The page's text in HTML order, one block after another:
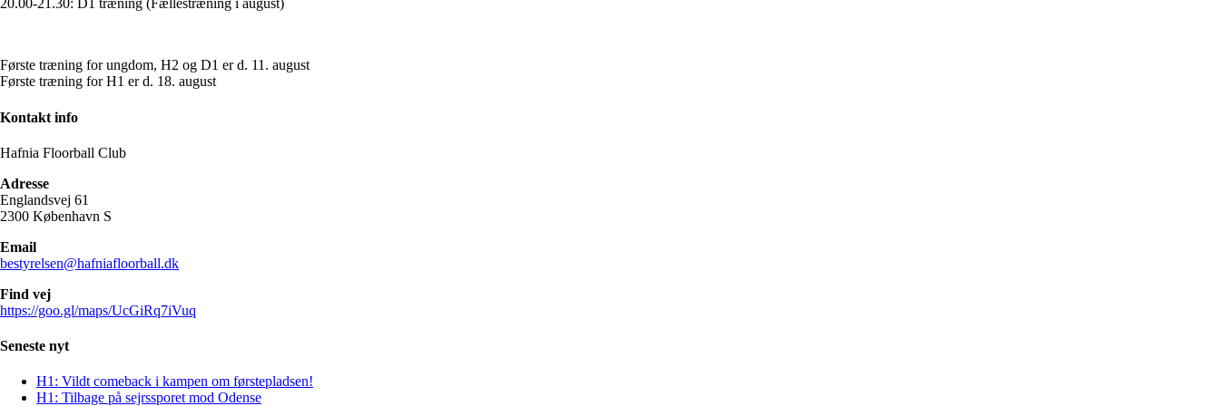
20.00-21.30: D1 træning (Fællestræning i august)
Første træning for ungdom, H2 og D1 er d. 11. august
Første træning for H1 er d. 18. august
Kontakt info
Hafnia Floorball Club
Adresse
Englandsvej 61
2300 København S
Email
bestyrelsen@hafniafloorball.dk
Find vej
https://goo.gl/maps/UcGiRq7iVuq
Seneste nyt
H1: Vildt comeback i kampen om førstepladsen!
H1: Tilbage på sejrssporet mod Odense